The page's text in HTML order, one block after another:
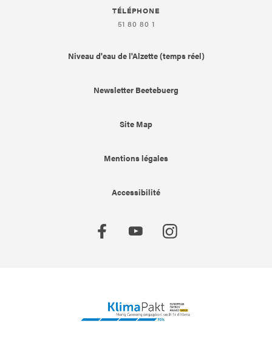
TÉLÉPHONE
51 80 80 1
Niveau d'eau de l'Alzette (temps réel)
Newsletter Beetebuerg
Site Map
Mentions légales
Accessibilité